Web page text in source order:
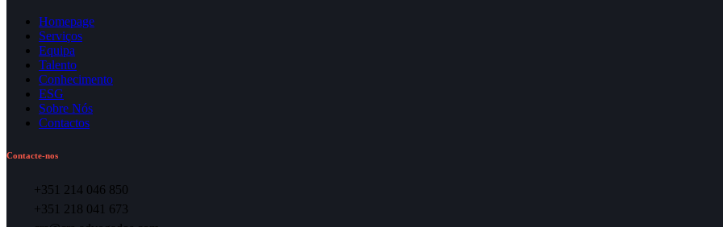
Homepage
Serviços
Equipa
Talento
Conhecimento
ESG
Sobre Nós
Contactos
Contacte-nos
+351 214 046 850
+351 218 041 673